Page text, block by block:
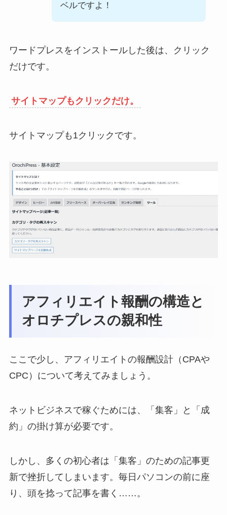
ベルですよ！
ワードプレスをインストールした後は、クリック
だけです。
サイトマップもクリックだけ。
サイトマップも1クリックです。
アフィリエイト報酬の構造と
オロチプレスの親和性
ここで少し、アフィリエイトの報酬設計（CPAや
CPC）について考えてみましょう。
ネットビジネスで稼ぐためには、「集客」と「成
約」の掛け算が必要です。
しかし、多くの初心者は「集客」のための記事更
新で挫折してしまいます。毎日パソコンの前に座
り、頭を捻って記事を書く……。